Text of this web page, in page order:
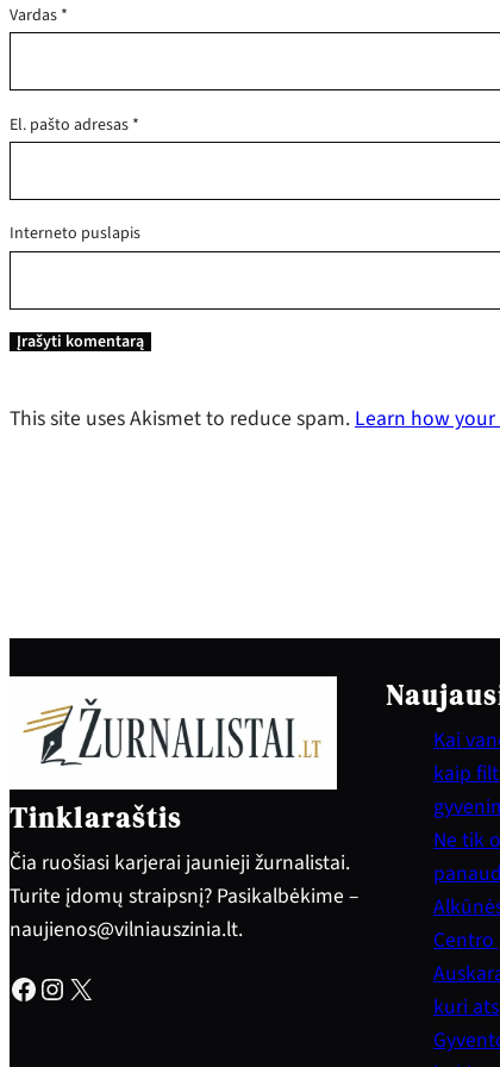
Vardas *
El. pašto adresas *
Interneto puslapis
This site uses Akismet to reduce spam. Learn how
Tinklaraštis
Čia ruošiasi karjerai jaunieji žurnalistai.
Turite įdomų straipsnį? Pasikalbėkime –
naujienos@vilniauszinia.lt.
Facebook Instagram X
Kai
kaip
Ne tik
kuri